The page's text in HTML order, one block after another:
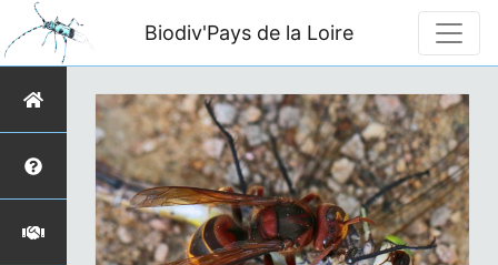
Biodiv'Pays de la Loire